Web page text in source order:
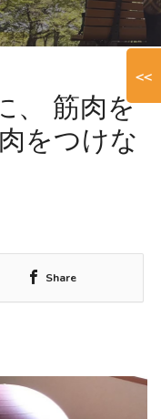
、 筋肉を
をつけな
Share
<<